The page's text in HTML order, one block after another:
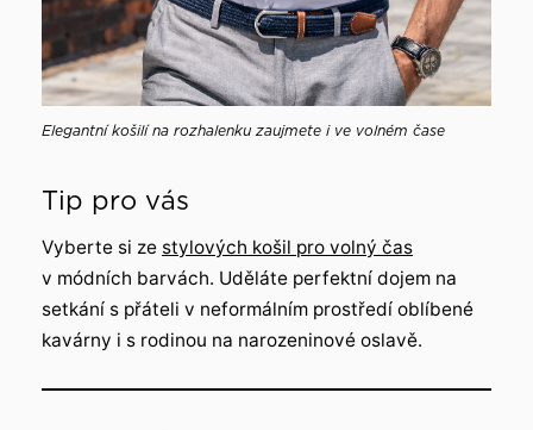
Elegantní košilí na rozhalenku zaujmete i ve volném čase
Tip pro vás
Vyberte si ze stylových košil pro volný čas
v módních barvách. Uděláte perfektní dojem na
setkání s přáteli v neformálním prostředí oblíbené
kavárny i s rodinou na narozeninové oslavě.